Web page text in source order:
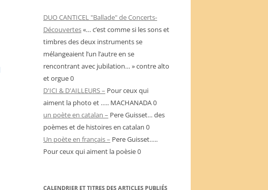
DUO CANTICEL "Ballade" de Concerts-
Découvertes«… c’est comme si les sons et
timbres des deux instruments se
mélangeaient l’un l’autre en se
rencontrant avec jubilation… » contre alto
et orgue 0
D'ICI & D'AILLEURS – Pour ceux qui
aiment la photo et ….. MACHANADA 0
un poète en catalan – Pere Guisset… des
poèmes et de histoires en catalan 0
Un poète en français – Pere Guisset…..
Pour ceux qui aiment la poèsie 0
CALENDRIER ET TITRES DES ARTICLES PUBLIÉS